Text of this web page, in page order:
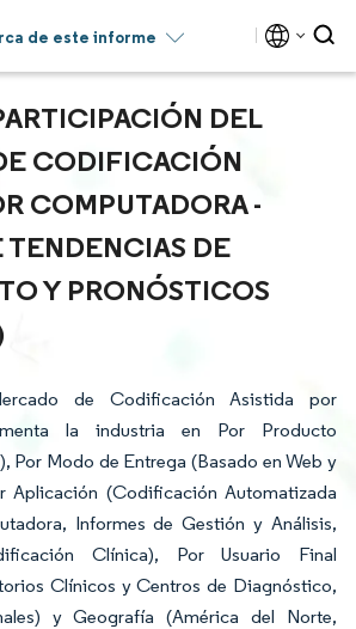
de este informe
DEL
CODIFICACIÓN
COMPUTADORA -
TENDENCIAS DE
Y PRONÓSTICOS
de Codificación Asistida por
la industria en Por Producto
Por Modo de Entrega (Basado en Web y
Aplicación (Codificación Automatizada
Informes de Gestión y Análisis,
Clínica), Por Usuario Final
Clínicos y Centros de Diagnóstico,
y Geografía (América del Norte,